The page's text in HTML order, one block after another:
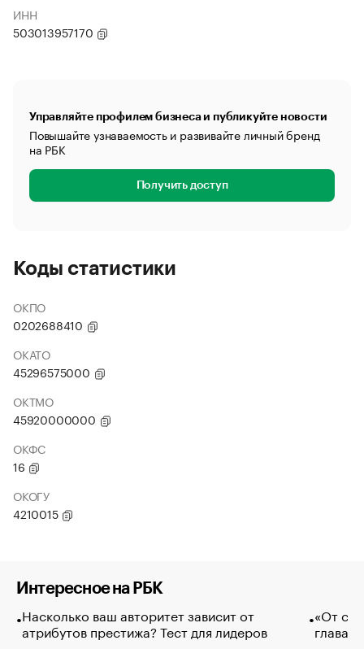
ИНН
503013957170
Управляйте профилем бизнеса и публикуйте новости
Повышайте узнаваемость и развивайте личный бренд
на РБК
Получить доступ
Коды статистики
ОКПО
0202688410
ОКАТО
45296575000
ОКТМО
45920000000
ОКФС
16
ОКОГУ
4210015
Интересное на РБК
Насколько ваш авторитет зависит от
атрибутов престижа? Тест для лидеров
«От
глава